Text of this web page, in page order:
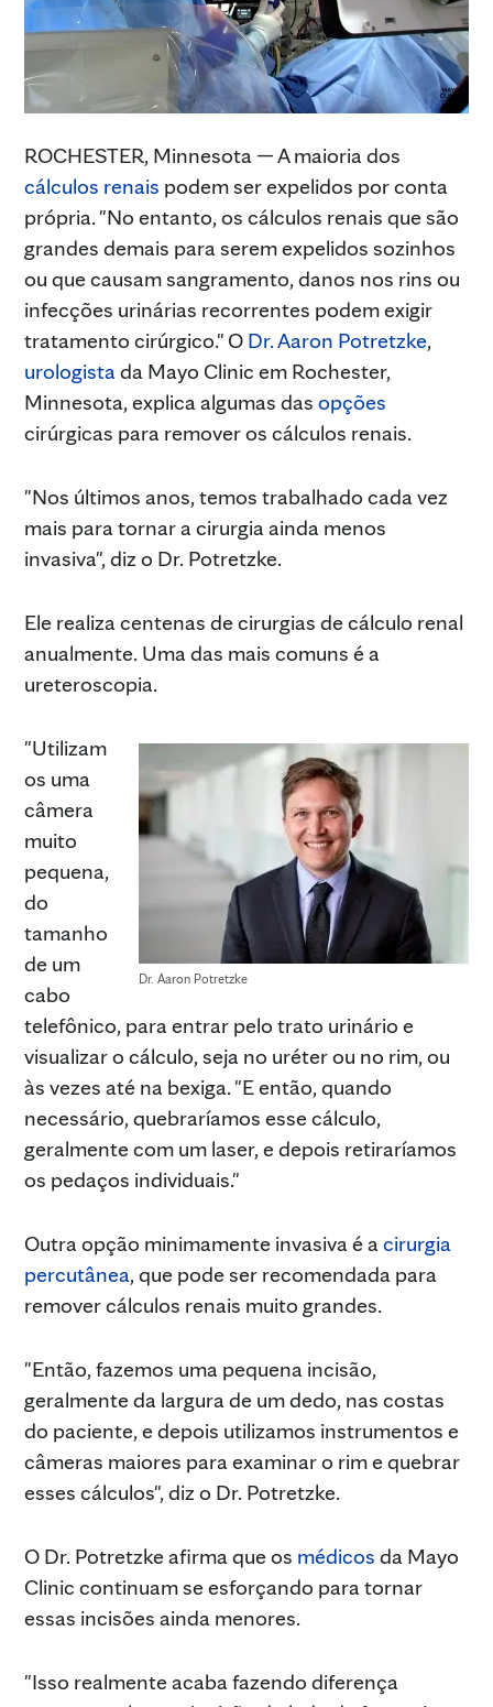
ROCHESTER, Minnesota — A maioria dos
cálculos renais podem ser expelidos por conta
própria. "No entanto, os cálculos renais que são
grandes demais para serem expelidos sozinhos
ou que causam sangramento, danos nos rins ou
infecções urinárias recorrentes podem exigir
tratamento cirúrgico." O Dr. Aaron Potretzke,
urologistada Mayo Clinic em Rochester,
Minnesota, explica algumas das opções
cirúrgicas para remover os cálculos renais.
"Nos últimos anos, temos trabalhado cada vez
mais para tornar a cirurgia ainda menos
invasiva", diz o Dr. Potretzke.
Ele realiza centenas de cirurgias de cálculo renal
anualmente. Uma das mais comuns é a
ureteroscopia.
Dr. Aaron Potretzke
"Utilizam
os uma
câmera
muito
pequena,
do
tamanho
de um
cabo
telefônico, para entrar pelo trato urinário e
visualizar o cálculo, seja no uréter ou no rim, ou
às vezes até na bexiga. "E então, quando
necessário, quebraríamos esse cálculo,
geralmente com um laser, e depois retiraríamos
os pedaços individuais."
Outra opção minimamente invasiva é acirurgia
percutânea, que pode ser recomendada para
remover cálculos renais muito grandes.
"Então, fazemos uma pequena incisão,
geralmente da largura de um dedo, nas costas
do paciente, e depois utilizamos instrumentos e
câmeras maiores para examinar o rim e quebrar
esses cálculos", diz o Dr. Potretzke.
O Dr. Potretzke afirma que os médicos da Mayo
Clinic continuam se esforçando para tornar
essas incisões ainda menores.
"Isso realmente acaba fazendo diferença